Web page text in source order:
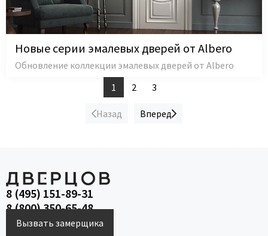
Новые серии эмалевых дверей от Albero
Обновление коллекции эмалевых дверей от Albero
Назад
1 2 3
Вперед
8 (495) 151-89-31
8 (800) 350-65-48
Вызвать замерщика